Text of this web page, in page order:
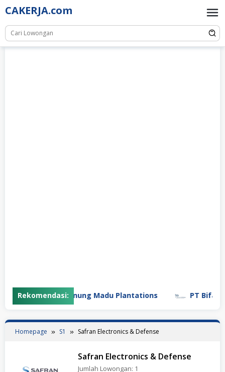
Skip
to
content
CAKERJA.com
Rekomendasi:
PT Gunung Madu Plantations PT Bifarma
Homepage S1 Safran Electronics & Defense
Safran Electronics & Defense
Jumlah Lowongan: 1